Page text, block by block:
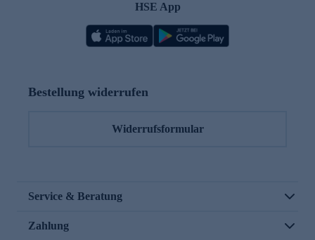
HSE App
Bestellung widerrufen
Widerrufsformular
Service & Beratung
Zahlung